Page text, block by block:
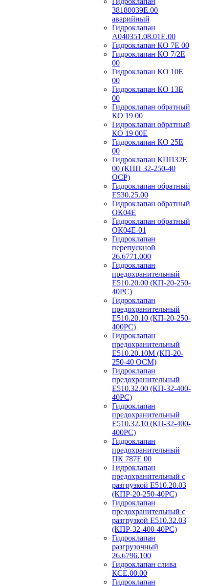
38180039Е.00
аварийный
Гидроклапан
А040351.08.01Е.00
Гидроклапан КО 7Е 00
Гидроклапан КО 7/2Е
00
Гидроклапан КО 10Е
00
Гидроклапан КО 13Е
00
Гидроклапан обратный
КО 19 00
Гидроклапан обратный
КО 19 00Е
Гидроклапан КО 25Е
00
Гидроклапан КПП32Е
00 (КПП 32-250-40
ОСР)
Гидроклапан обратный
Е530.25.00
Гидроклапан обратный
ОК04Е
Гидроклапан обратный
ОК04Е-01
Гидроклапан
перепускной
26.6771.000
Гидроклапан
предохранительный
Е510.20.00 (КП-20-250-
40РС)
Гидроклапан
предохранительный
Е510.20.10 (КП-20-250-
400РС)
Гидроклапан
предохранительный
Е510.20.10М (КП-20-
250-40 ОСМ)
Гидроклапан
предохранительный
Е510.32.00 (КП-32-400-
40РС)
Гидроклапан
предохранительный
Е510.32.10 (КП-32-400-
400РС)
Гидроклапан
предохранительный
ПК 787Е 00
Гидроклапан
предохранительный с
разгрузкой Е510.20.03
(КПР-20-250-40РС)
Гидроклапан
предохранительный с
разгрузкой Е510.32.03
(КПР-32-400-40РС)
Гидроклапан
разгрузочный
26.6796.100
Гидроклапан слива
КСЕ.00.00
Гидроклапан